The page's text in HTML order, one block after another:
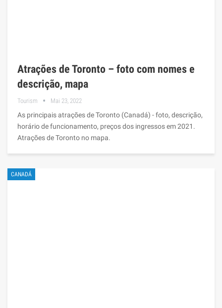
Atrações de Toronto – foto com nomes e
descrição, mapa
Tourism Mai 23, 2022
As principais atrações de Toronto (Canadá) - foto, descrição,
horário de funcionamento, preços dos ingressos em 2021.
Atrações de Toronto no mapa.
CANADÁ